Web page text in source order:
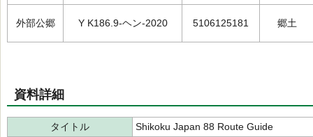
外部公郷 Y K186.9-ヘン-2020 5106125181 郷土
資料詳細
タイトル
Shikoku Japan 88 Route Guide